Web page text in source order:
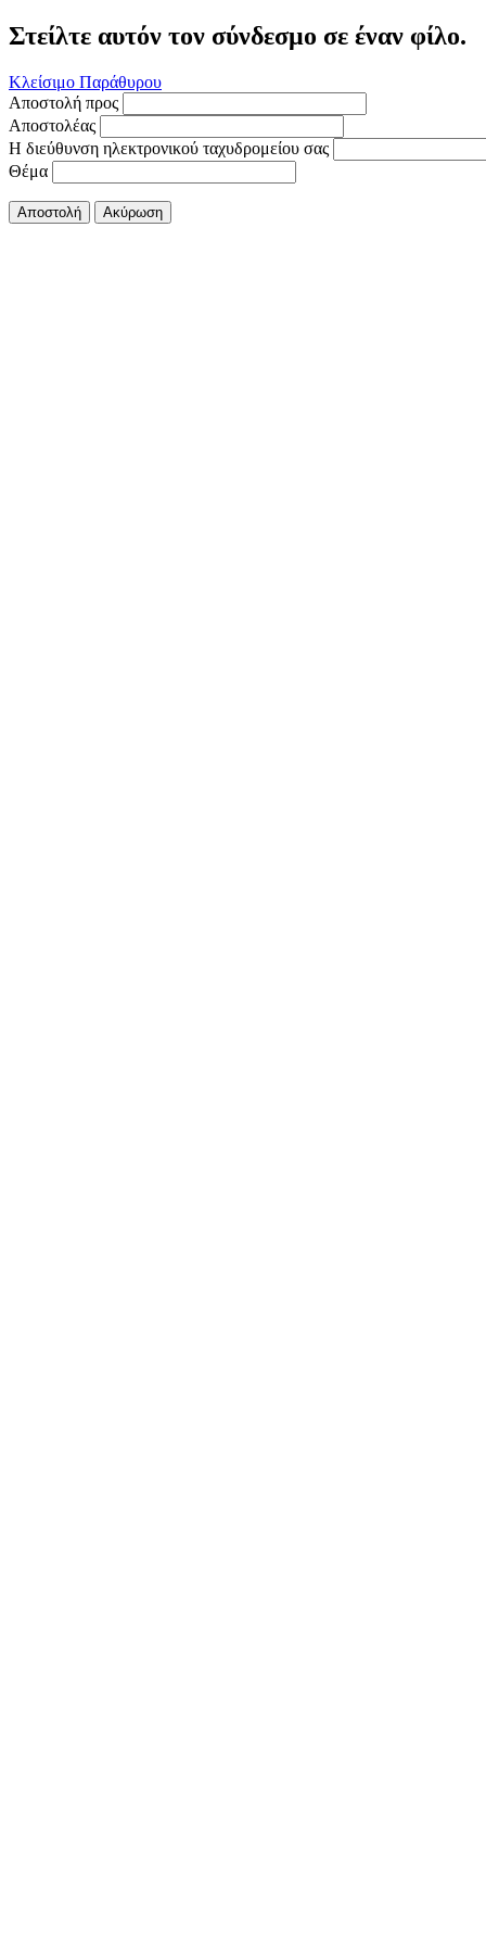
Στείλτε αυτόν τον σύνδεσμο σε έναν φίλο.
Κλείσιμο Παράθυρου
Αποστολή προς
Αποστολέας
Η διεύθυνση ηλεκτρονικού ταχυδρομείου σας
Θέμα
Αποστολή Ακύρωση